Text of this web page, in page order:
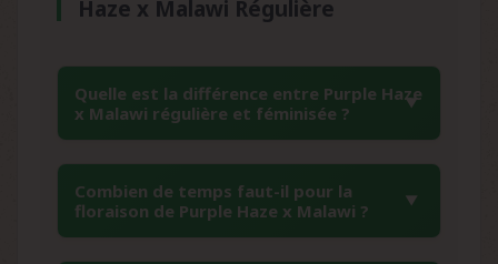
Haze x Malawi Régulière
Quelle est la différence entre Purple Haze
x Malawi régulière et féminisée ?
Les graines régulières Purple Haze x Malawi
produisent environ 50% de plants mâles et
50% de plants femelles, permettant la
Combien de temps faut-il pour la
floraison de Purple Haze x Malawi ?